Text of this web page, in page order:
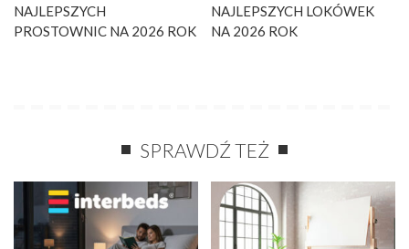
NAJLEPSZYCH
PROSTOWNIC NA 2026 ROK
NAJLEPSZYCH LOKÓWEK
NA 2026 ROK
SPRAWDŹ TEŻ